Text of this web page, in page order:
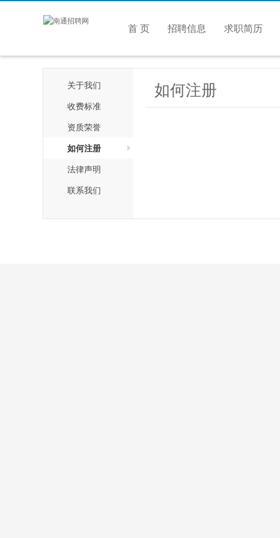
首 页 招聘信息 求职简历
关于我们
收费标准
资质荣誉
如何注册
法律声明
联系我们
如何注册